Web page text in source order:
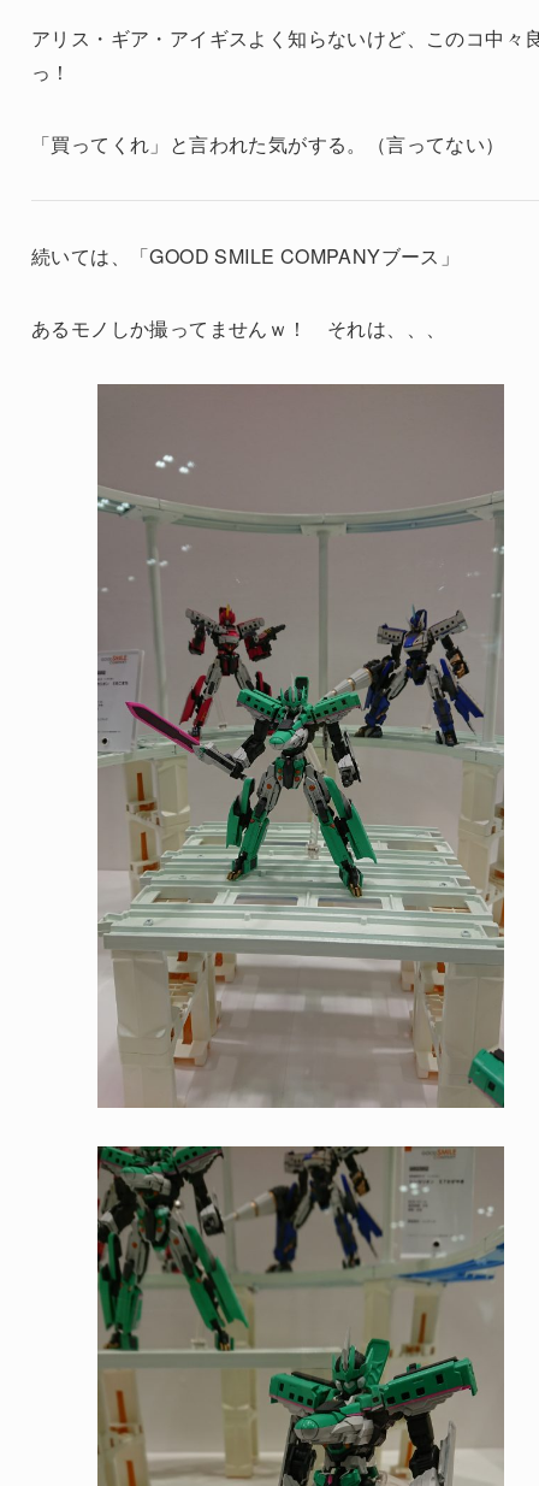
アリス・ギア・アイギスよく知らないけど、このコ中々
っ！
「買ってくれ」と言われた気がする。（言ってない）
続いては、「GOOD SMILE COMPANYブース」
あるモノしか撮ってませんｗ！ それは、、、